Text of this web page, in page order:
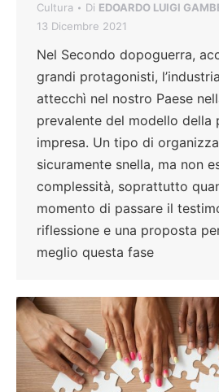
Cultura Di EDOARDO LUIGI
13 Dicembre 2021
Nel Secondo dopoguerra,
grandi protagonisti,
attecchì nel nostro Paese
prevalente del modello della
impresa. Un tipo di
sicuramente snella, ma non
complessità, soprattutto
momento di passare il
riflessione e una proposta
meglio questa fase